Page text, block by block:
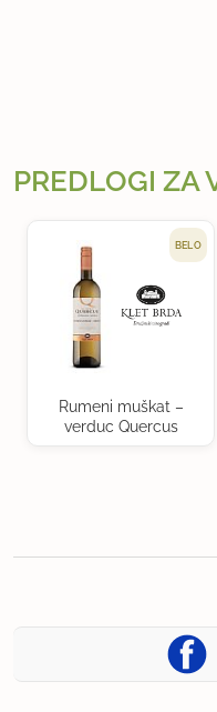
PREDLOGI ZA
BELO
Rumeni muškat –
verduc Quercus